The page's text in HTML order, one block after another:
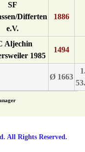
SF
Differten
e.V.
1886
Aljechin
1985
1494
Ø 1663
All Rights Reserved.